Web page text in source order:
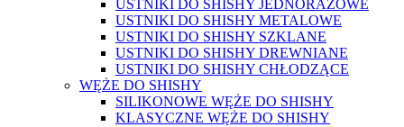
USTNIKI DO SHISHY JEDNORAZOWE
USTNIKI DO SHISHY METALOWE
USTNIKI DO SHISHY SZKLANE
USTNIKI DO SHISHY DREWNIANE
USTNIKI DO SHISHY CHŁODZĄCE
WĘŻE DO SHISHY
SILIKONOWE WĘŻE DO SHISHY
KLASYCZNE WĘŻE DO SHISHY